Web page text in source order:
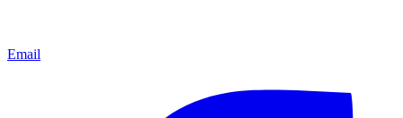
Email